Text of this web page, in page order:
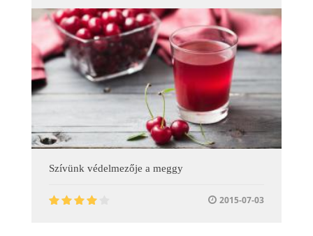
Szívünk védelmezője a meggy
2015-07-03